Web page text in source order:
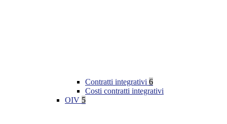
Contratti integrativi 6
Costi contratti integrativi
OIV 5